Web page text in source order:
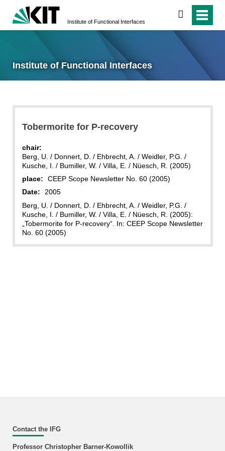
Institute of Functional Interfaces
search
Institute of Functional Interfaces
Tobermorite for P-recovery
chair:
Berg, U. / Donnert, D. / Ehbrecht, A. / Weidler, P.G. /
Kusche, I. / Bumiller, W. / Villa, E. / Nüesch, R. (2005)
place:
CEEP Scope Newsletter No. 60 (2005)
Date:
2005
Berg, U. / Donnert, D. / Ehbrecht, A. / Weidler, P.G. /
Kusche, I. / Bumiller, W. / Villa, E. / Nüesch, R. (2005):
„Tobermorite for P-recovery“. In: CEEP Scope Newsletter
No. 60 (2005)
Contact the IFG
Professor Christopher Barner-Kowollik